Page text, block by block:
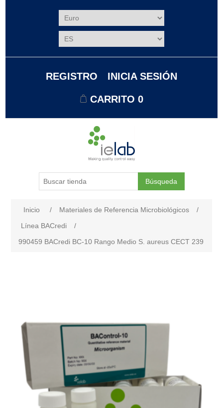
REGISTRO INICIA SESIÓN
CARRITO 0
Búsqueda
Inicio / Materiales de Referencia Microbiológicos
/
Línea BACredi
/
990459 BACredi BC-10 Rango Medio S. aureus CECT 239